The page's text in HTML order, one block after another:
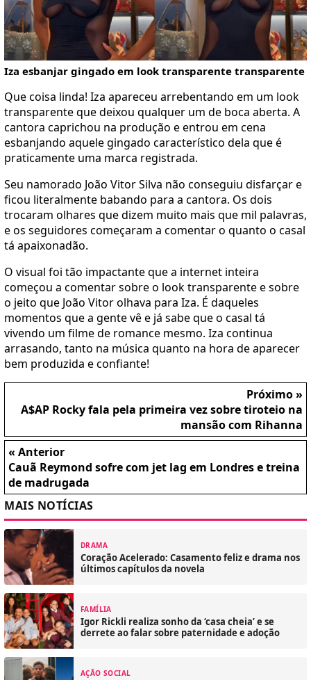
Iza esbanjar gingado em look transparente transparente
Que coisa linda! Iza apareceu arrebentando em um look
transparente que deixou qualquer um de boca aberta. A
cantora caprichou na produção e entrou em cena
esbanjando aquele gingado característico dela que é
praticamente uma marca registrada.
Seu namorado João Vitor Silva não conseguiu disfarçar e
ficou literalmente babando para a cantora. Os dois
trocaram olhares que dizem muito mais que mil palavras,
e os seguidores começaram a comentar o quanto o casal
tá apaixonadão.
O visual foi tão impactante que a internet inteira
começou a comentar sobre o look transparente e sobre
o jeito que João Vitor olhava para Iza. É daqueles
momentos que a gente vê e já sabe que o casal tá
vivendo um filme de romance mesmo. Iza continua
arrasando, tanto na música quanto na hora de aparecer
bem produzida e confiante!
Próximo »
A$AP Rocky fala pela primeira vez sobre tiroteio na
mansão com Rihanna
« Anterior
Cauã Reymond sofre com jet lag em Londres e treina
de madrugada
MAIS NOTÍCIAS
DRAMA
Coração Acelerado: Casamento feliz e drama nos
últimos capítulos da novela
FAMÍLIA
Igor Rickli realiza sonho da ‘casa cheia’ e se
derrete ao falar sobre paternidade e adoção
AÇÃO SOCIAL